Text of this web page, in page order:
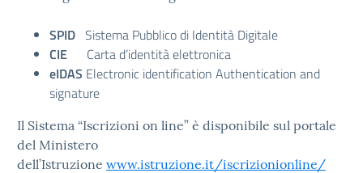
SPID Sistema Pubblico di Identità Digitale
CIE
Carta d’identità elettronica
eIDAS Electronic identification Authentication and
signature
Il Sistema “Iscrizioni on line” è disponibile sul portale
del Ministero
dell’Istruzione www.istruzione.it/iscrizionionline/